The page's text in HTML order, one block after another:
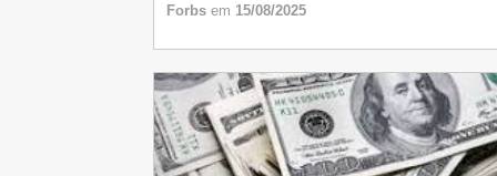
Forbs em 15/08/2025